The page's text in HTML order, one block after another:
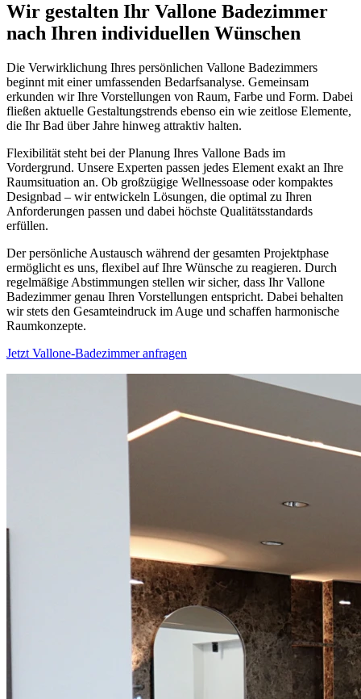
Wir gestalten Ihr Vallone Badezimmer
nach Ihren individuellen Wünschen
Die Verwirklichung Ihres persönlichen Vallone Badezimmers
beginnt mit einer umfassenden Bedarfsanalyse. Gemeinsam
erkunden wir Ihre Vorstellungen von Raum, Farbe und Form. Dabei
fließen aktuelle Gestaltungstrends ebenso ein wie zeitlose Elemente,
die Ihr Bad über Jahre hinweg attraktiv halten.
Flexibilität steht bei der Planung Ihres Vallone Bads im
Vordergrund. Unsere Experten passen jedes Element exakt an Ihre
Raumsituation an. Ob großzügige Wellnessoase oder kompaktes
Designbad – wir entwickeln Lösungen, die optimal zu Ihren
Anforderungen passen und dabei höchste Qualitätsstandards
erfüllen.
Der persönliche Austausch während der gesamten Projektphase
ermöglicht es uns, flexibel auf Ihre Wünsche zu reagieren. Durch
regelmäßige Abstimmungen stellen wir sicher, dass Ihr Vallone
Badezimmer genau Ihren Vorstellungen entspricht. Dabei behalten
wir stets den Gesamteindruck im Auge und schaffen harmonische
Raumkonzepte.
Jetzt Vallone-Badezimmer anfragen